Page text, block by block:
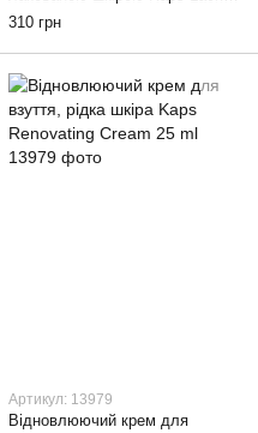
Care, clear
310 грн
Артикул: 13979
Відновлюючий крем для